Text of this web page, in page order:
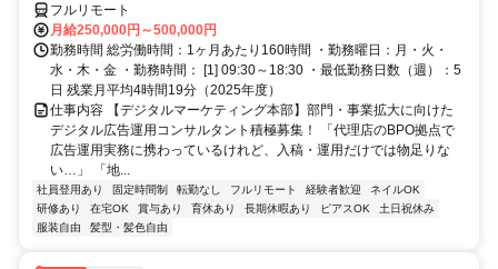
フルリモート
月給250,000円～500,000円
勤務時間 総労働時間：1ヶ月あたり160時間 ・勤務曜日：月・火・
水・木・金 ・勤務時間： [1] 09:30～18:30 ・最低勤務日数（週）：5
日 残業月平均4時間19分（2025年度）
仕事内容 【デジタルマーケティング本部】部門・事業拡大に向けた
デジタル広告運用コンサルタント積極募集！ 「代理店のBPO拠点で
広告運用実務に携わっているけれど、入稿・運用だけでは物足りな
い…」 「地...
社員登用あり 固定時間制 転勤なし フルリモート 経験者歓迎
ネイルOK
研修あり
在宅OK 賞与あり 育休あり 長期休暇あり ピアスOK
土日祝休み
服装自由
髪型・髪色自由